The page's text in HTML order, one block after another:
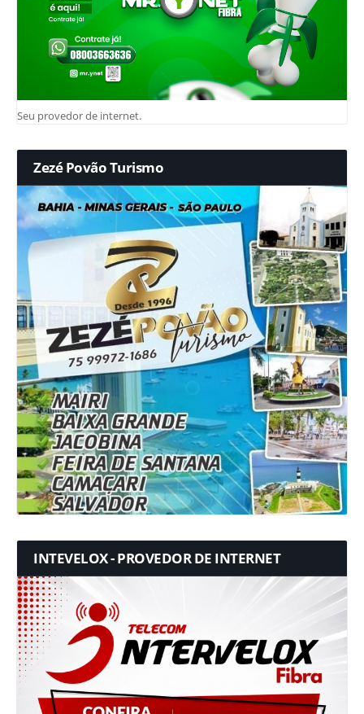
Seu provedor de internet.
Zezé Povão Turismo
INTEVELOX - PROVEDOR DE INTERNET